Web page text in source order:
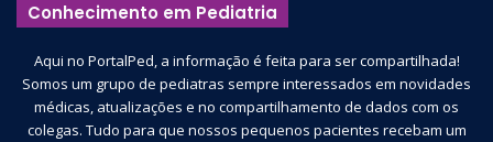
Conhecimento em Pediatria
Aqui no PortalPed, a informação é feita para ser compartilhada!
Somos um grupo de pediatras sempre interessados em novidades
médicas, atualizações e no compartilhamento de dados com os
colegas. Tudo para que nossos pequenos pacientes recebam um